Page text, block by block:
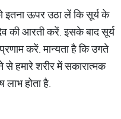
इतना ऊपर उठा लें कि सूर्य के
की आरती करें. इसके बाद सूर्य
करें. मान्यता है कि उगते
हमारे शरीर में सकारात्मक
लाभ होता है.